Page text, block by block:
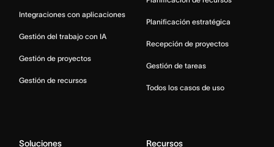
Integraciones con aplicaciones
Gestión del trabajo con IA
Gestión de proyectos
Gestión de recursos
Planificación estratégica
Recepción de proyectos
Gestión de tareas
Todos los casos de uso
Soluciones Recursos